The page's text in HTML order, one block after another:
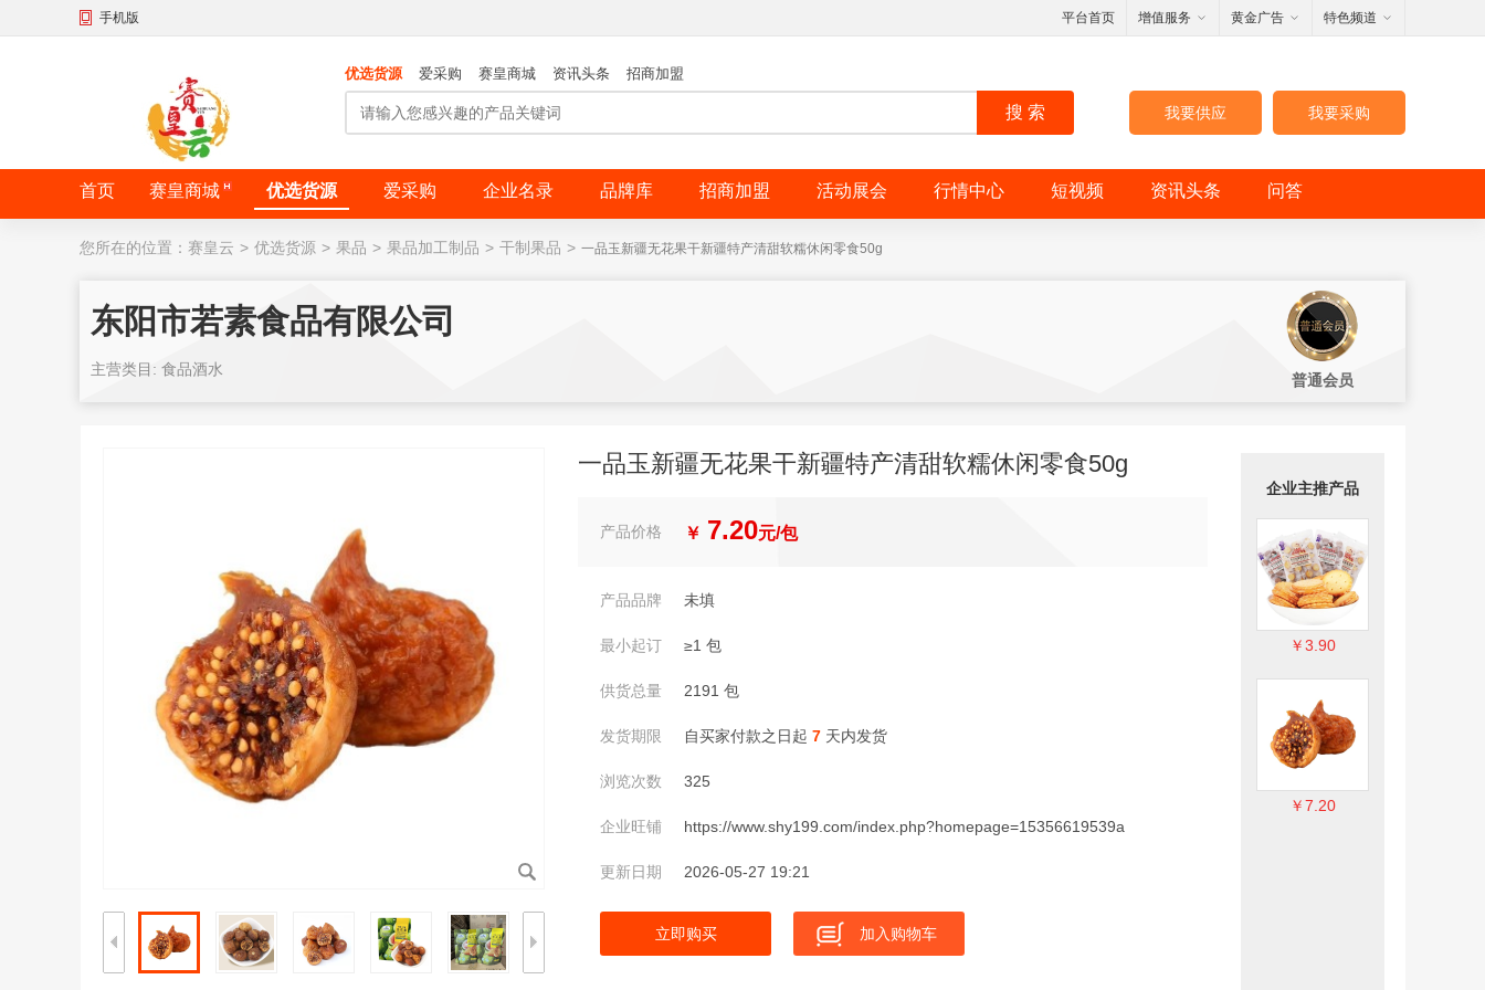
手机版 平台首页 增值服务 黄金广告 特色频道
优选货源 爱采购 赛皇商城 资讯头条 招商加盟
搜 索 我要采购
我要供应
首页 赛皇商城 优选货源 爱采购 企业名录 品牌库 招商加盟 活动展会 行情中心 短视频 资讯头条 问答
您所在的位置： 赛皇云 > 优选货源 > 果品 > 果品加工制品 > 干制果品 > 一品玉新疆无花果干新疆特产清甜软糯休闲零食50g
东阳市若素食品有限公司
主营类目: 食品酒水
普通会员
一品玉新疆无花果干新疆特产清甜软糯休闲零食50g
产品价格 ￥ 7.20元/包
产品品牌 未填
最小起订 ≥1 包
供货总量 2191 包
发货期限 自买家付款之日起 7 天内发货
浏览次数 325
企业旺铺 https://www.shy199.com/index.php?homepage=15356619539a
更新日期 2026-05-27 19:21
立即购买 加入购物车
企业主推产品
￥3.90
￥7.20